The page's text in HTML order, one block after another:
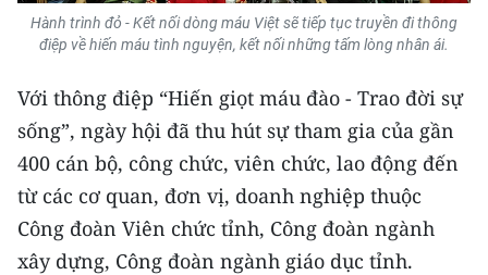
Media Kinh tế
Media Xã hội
Media Pháp luật
Media Du lịch
Media Thế giới
Hành trình đỏ - Kết nối dòng máu Việt sẽ tiếp tục truyền đi thông
điệp về hiến máu tình nguyện, kết nối những tấm lòng nhân ái.
Với thông điệp “Hiến giọt máu đào - Trao đời sự
sống”, ngày hội đã thu hút sự tham gia của gần
400 cán bộ, công chức, viên chức, lao động đến
từ các cơ quan, đơn vị, doanh nghiệp thuộc
Công đoàn Viên chức tỉnh, Công đoàn ngành
xây dựng, Công đoàn ngành giáo dục tỉnh.